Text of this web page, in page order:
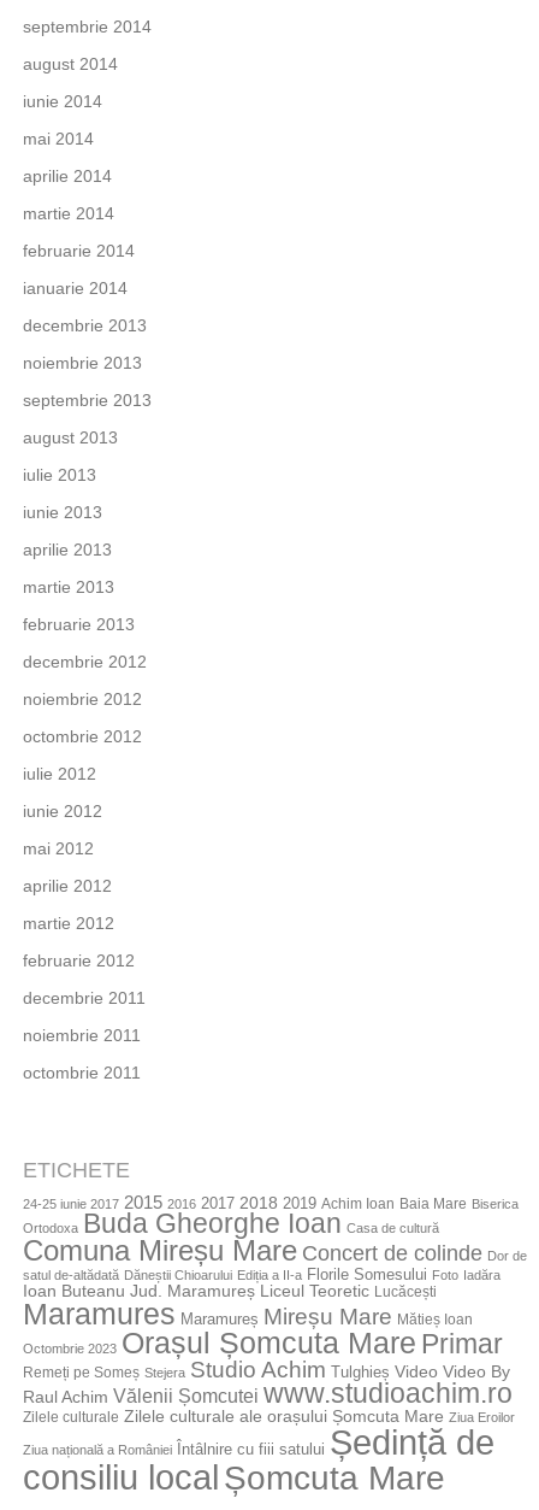
septembrie 2014
august 2014
iunie 2014
mai 2014
aprilie 2014
martie 2014
februarie 2014
ianuarie 2014
decembrie 2013
noiembrie 2013
septembrie 2013
august 2013
iulie 2013
iunie 2013
aprilie 2013
martie 2013
februarie 2013
decembrie 2012
noiembrie 2012
octombrie 2012
iulie 2012
iunie 2012
mai 2012
aprilie 2012
martie 2012
februarie 2012
decembrie 2011
noiembrie 2011
octombrie 2011
ETICHETE
24-25 iunie 2017 2015 2016 2017 2018 2019 Achim Ioan Baia Mare Biserica
Ortodoxa Buda Gheorghe Ioan Casa de cultură
Comuna Mireșu Mare Concert de colinde Dor de
satul de-altădată Dăneștii Chioarului Ediția a II-a Florile Somesului Foto Iadăra
Ioan Buteanu Jud. Maramureș Liceul Teoretic Lucăcești
Maramures Maramureș Mireșu Mare Mătieș Ioan
Octombrie 2023 Orașul Șomcuta Mare Primar
Remeți pe Someș Stejera Studio Achim Tulghieș Video Video By
Raul Achim Vălenii Șomcutei www.studioachim.ro
Zilele culturale Zilele culturale ale orașului Șomcuta Mare Ziua Eroilor
Ziua națională a României Întâlnire cu fiii satului Ședință de
consiliu localȘomcuta Mare